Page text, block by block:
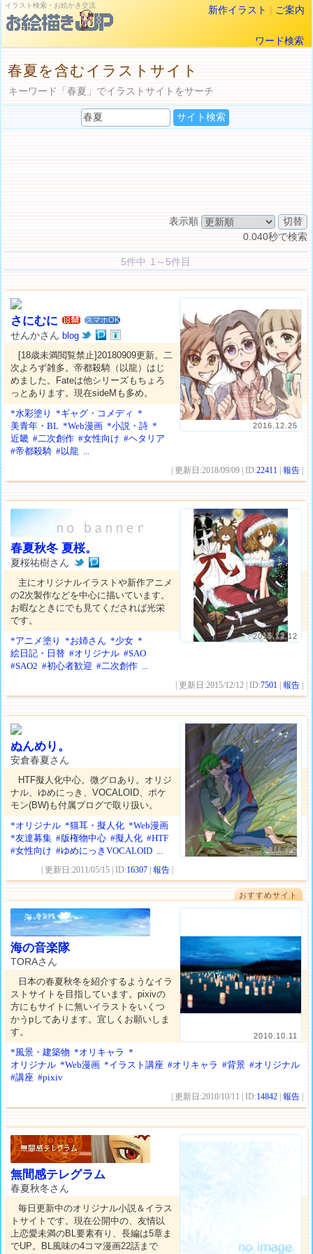
イラスト検索・お絵かき交流 新作イラスト | ご案内
ワード検索
春夏を含むイラストサイト
キーワード「春夏」でイラストサイトをサーチ
表示順
0.040秒で検索
5件中 1～5件目
2016.12.25
さにむに スマホOK
せんかさんblog
[18歳未満閲覧禁止]20180909更新。二
次よろず雑多。帝都殺騎（以龍）はじ
めました。Fateは他シリーズもちょろ
っとあります。現在sideMも多め。
*水彩塗り
*ギャグ・コメディ *
美青年・BL *Web漫画 *小説・詩 *
近畿 #二次創作 #女性向け #ヘタリア
#帝都殺騎 #以龍 ...
| 更新日:2018/09/09 | ID:22411 |報告
2015.12.12
春夏秋冬 夏桜。
夏桜祐樹さん
主にオリジナルイラストや新作アニメ
の2次製作などを中心に描いています。
お暇なときにでも見てくだされば光栄
です。
*アニメ塗り
*お姉さん *少女 *
絵日記・日替 #オリジナル #SAO
#SAO2 #初心者歓迎 #二次創作 ...
| 更新日:2015/12/12 | ID:7501 |報告
2011.4.3
ぬんめり。
安倉春夏さん
HTF擬人化中心。微グロあり。オリジ
ナル、ゆめにっき、VOCALOID、ポケ
モン(BW)も付属ブログで取り扱い。
*オリジナル *猫耳・擬人化 *Web漫画
*友達募集 #版権物中心 #擬人化 #HTF
#女性向け #ゆめにっきVOCALOID ...
| 更新日:2011/05/15 | ID:16307 |報告
おすすめサイト
2010.10.11
海の音楽隊
TORAさん
日本の春夏秋冬を紹介するようなイラ
ストサイトを目指しています。pixivの
方にもサイトに無いイラストをいくつ
かうpしてあります。宜しくお願いしま
す。
*風景・建築物 *オリキャラ *
オリジナル *Web漫画 *イラスト講座 #オリキャラ #背景 #オリジナル
#講座 #pixiv
| 更新日:2010/10/11 | ID:14842 |報告
無間感テレグラム
春夏秋冬さん
毎日更新中のオリジナル小説＆イラス
トサイトです。現在公開中の、友情以
上恋愛未満のBL要素有り、長編は5章ま
でUP。BL風味の4コマ漫画22話まで